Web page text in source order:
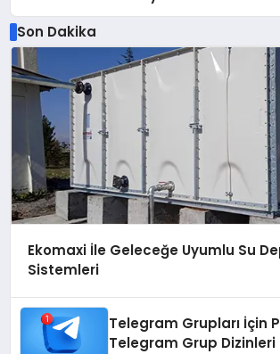
Son Dakika
Ekomaxi İle Geleceğe Uyumlu Su
Sistemleri
Telegram Grupları İçin
Telegram Grup Dizinleri